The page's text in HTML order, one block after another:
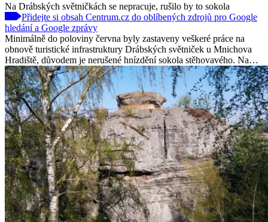
Na Drábských světničkách se nepracuje, rušilo by to sokola
Přidejte si obsah Centrum.cz do oblíbených zdrojů pro Google
hledání a Google zprávy
Minimálně do poloviny června byly zastaveny veškeré práce na
obnově turistické infrastruktury Drábských světniček u Mnichova
Hradiště, důvodem je nerušené hnízdění sokola stěhovavého. Na…